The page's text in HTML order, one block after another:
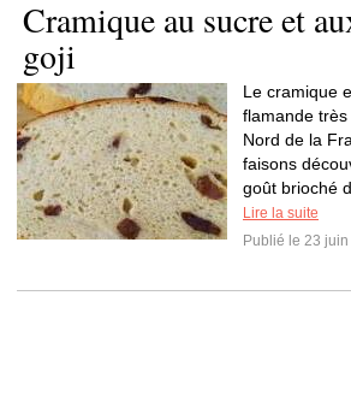
Cramique au sucre et
goji
Le cramique
flamande
Nord de la
faisons
goût brioché
Lire la suite
Publié le 23 juin